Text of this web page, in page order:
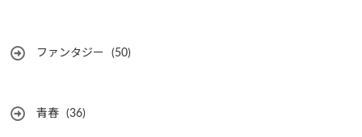
ファンタジー (50)
青春 (36)